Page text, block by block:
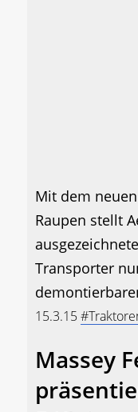
Mit dem
Raupen stellt
Transporter
15.3.15
Massey